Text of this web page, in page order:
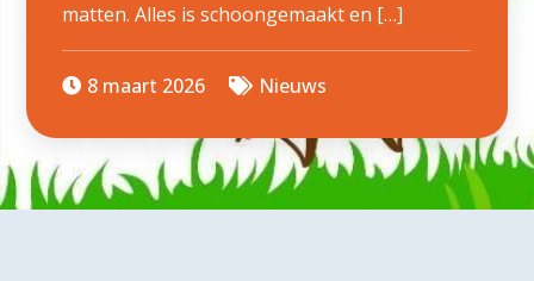
matten. Alles is schoongemaakt en […]
8 maart 2026 Nieuws